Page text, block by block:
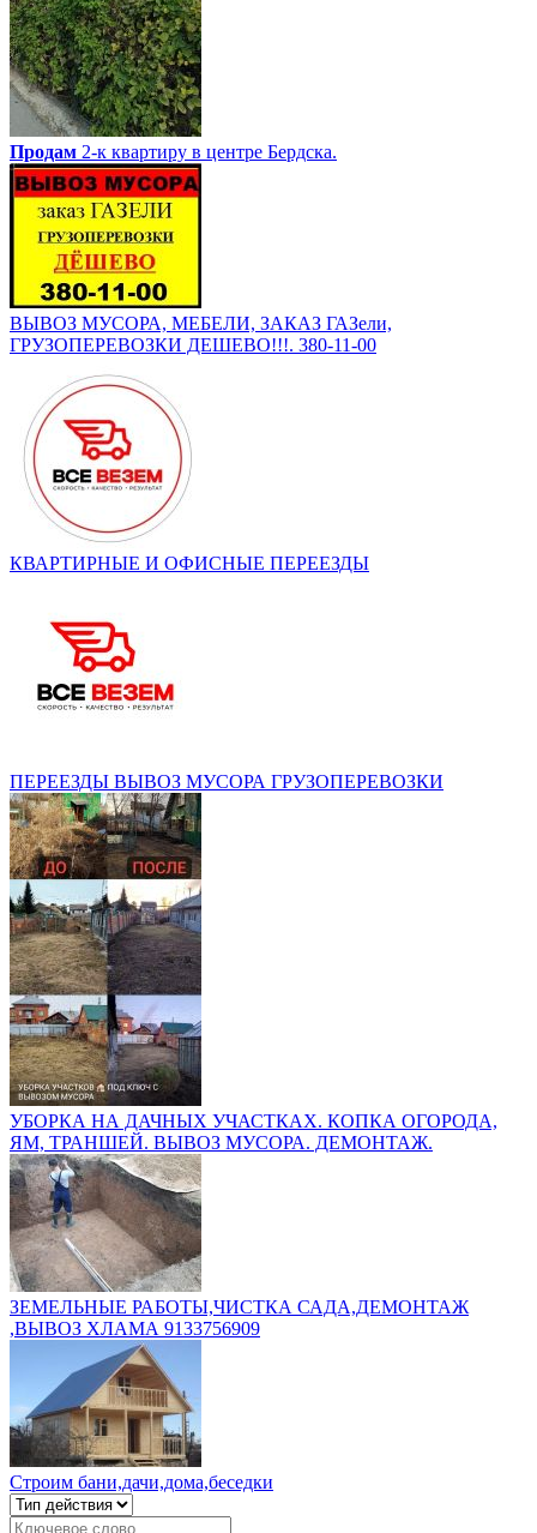
Продам 2-к квартиру в центре Бердска.
ВЫВОЗ МУСОРА, МЕБЕЛИ, ЗАКАЗ ГАЗели,
ГРУЗОПЕРЕВОЗКИ ДЕШЕВО!!!. 380-11-00
КВАРТИРНЫЕ И ОФИСНЫЕ ПЕРЕЕЗДЫ
ПЕРЕЕЗДЫ ВЫВОЗ МУСОРА ГРУЗОПЕРЕВОЗКИ
УБОРКА НА ДАЧНЫХ УЧАСТКАХ. КОПКА ОГОРОДА,
ЯМ, ТРАНШЕЙ. ВЫВОЗ МУСОРА. ДЕМОНТАЖ.
ЗЕМЕЛЬНЫЕ РАБОТЫ,ЧИСТКА САДА,ДЕМОНТАЖ
,ВЫВОЗ ХЛАМА 9133756909
Строим бани,дачи,дома,беседки